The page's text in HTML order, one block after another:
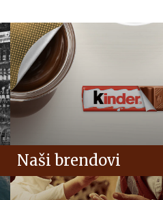
Naši brendovi